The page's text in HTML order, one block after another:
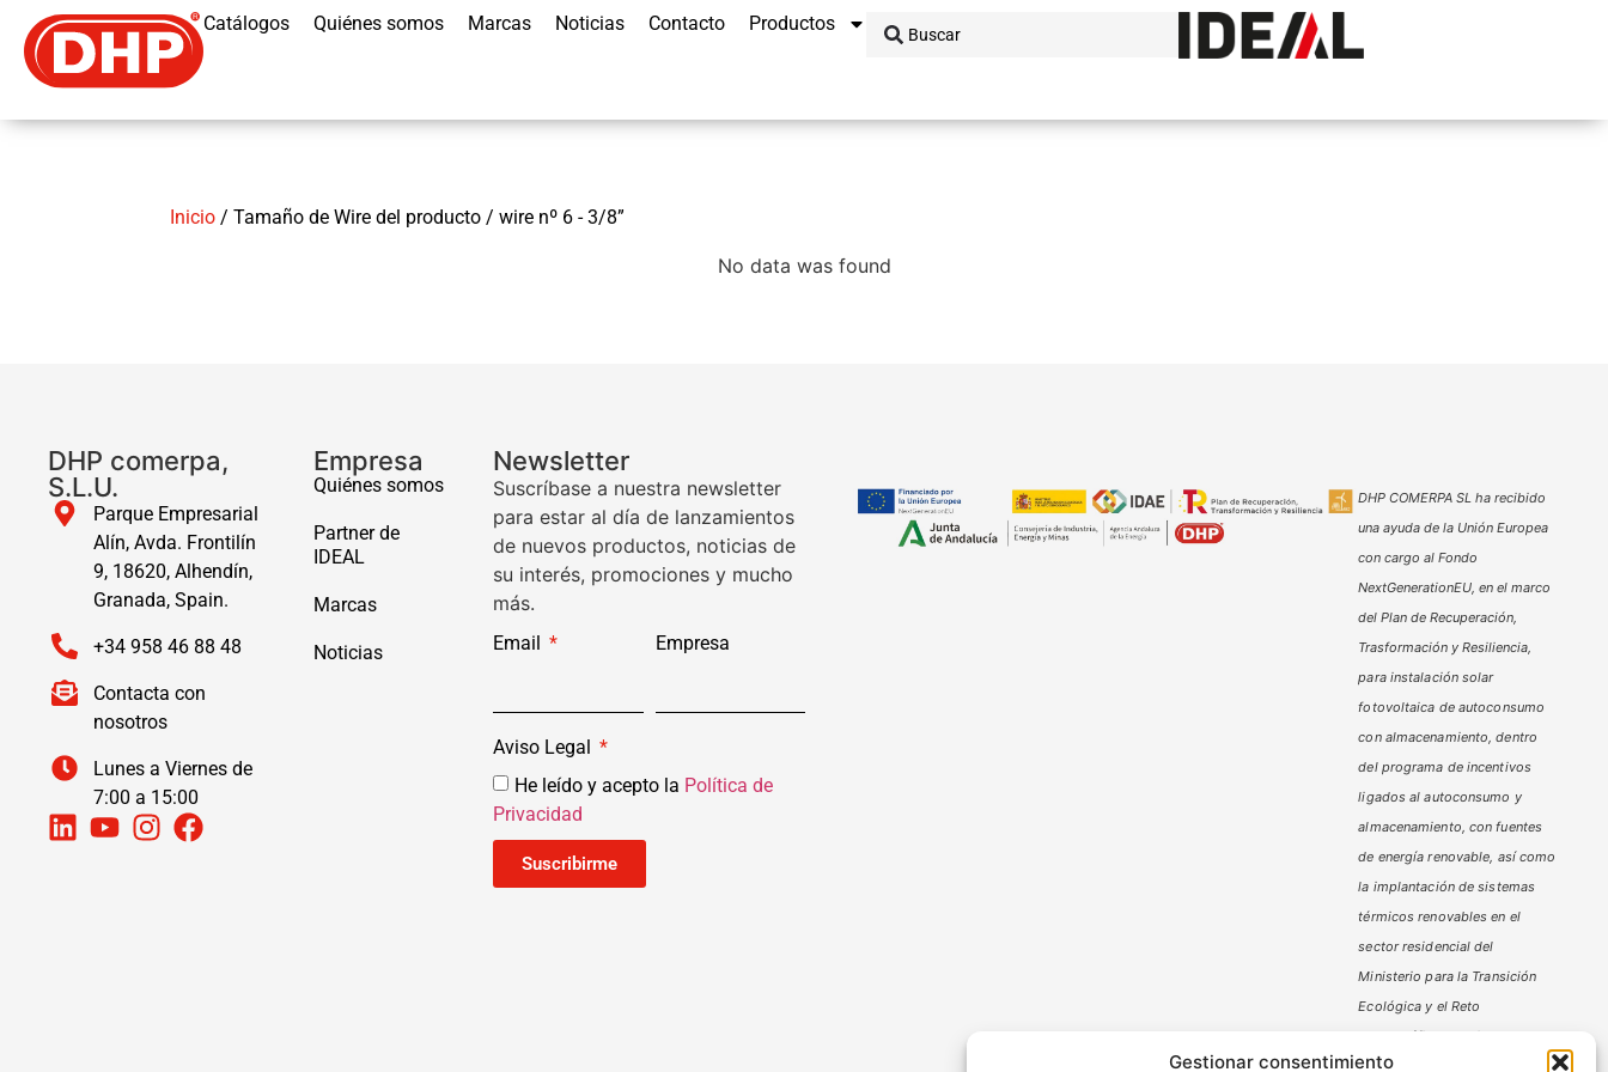
Gestionar consentimiento
Catálogos Quiénes somos Marcas Noticias Contacto Productos
Inicio / Tamaño de Wire del producto / wire nº 6 - 3/8”
No data was found
DHP comerpa,
S.L.U.
Parque Empresarial
Alín, Avda. Frontilín
9, 18620, Alhendín,
Granada, Spain.
+34 958 46 88 48
Contacta con
nosotros
Lunes a Viernes de
7:00 a 15:00
Empresa
Quiénes somos
Partner de
IDEAL
Marcas
Noticias
Newsletter
Suscríbase a nuestra newsletter
para estar al día de lanzamientos
de nuevos productos, noticias de
su interés, promociones y mucho
más.
Email Empresa
Aviso Legal
He leído y acepto la Política de
Privacidad
Suscribirme
DHP COMERPA SL ha recibido
una ayuda de la Unión Europea
con cargo al Fondo
NextGenerationEU, en el marco
del Plan de Recuperación,
Trasformación y Resiliencia,
para instalación solar
fotovoltaica de autoconsumo
con almacenamiento, dentro
del programa de incentivos
ligados al autoconsumo y
almacenamiento, con fuentes
de energía renovable, así como
la implantación de sistemas
térmicos renovables en el
sector residencial del
Ministerio para la Transición
Ecológica y el Reto
Demográfico,
gestionado por
la Junta de Andalucía, a través